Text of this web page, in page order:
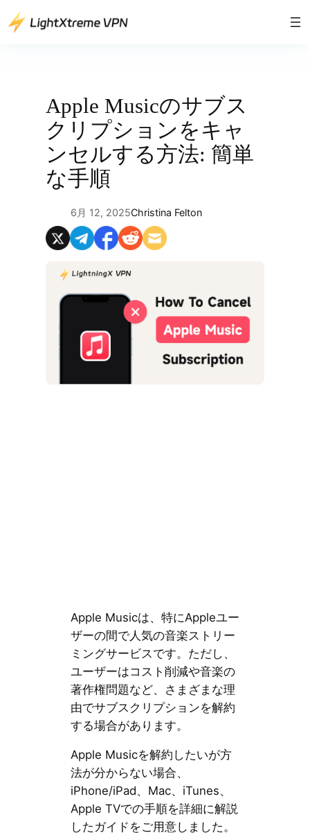
容
Apple Musicのサブス
クリプションをキャ
ンセルする方法: 簡単
な手順
6月 12, 2025Christina Felton
Apple Musicは、特にAppleユー
ザーの間で人気の音楽ストリー
ミングサービスです。ただし、
ユーザーはコスト削減や音楽の
著作権問題など、さまざまな理
由でサブスクリプションを解約
する場合があります。
Apple Musicを解約したいが方
法が分からない場合、
iPhone/iPad、Mac、iTunes、
Apple TVでの手順を詳細に解説
したガイドをご用意しました。